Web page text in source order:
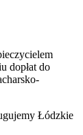
dopłat do
Łódzkie